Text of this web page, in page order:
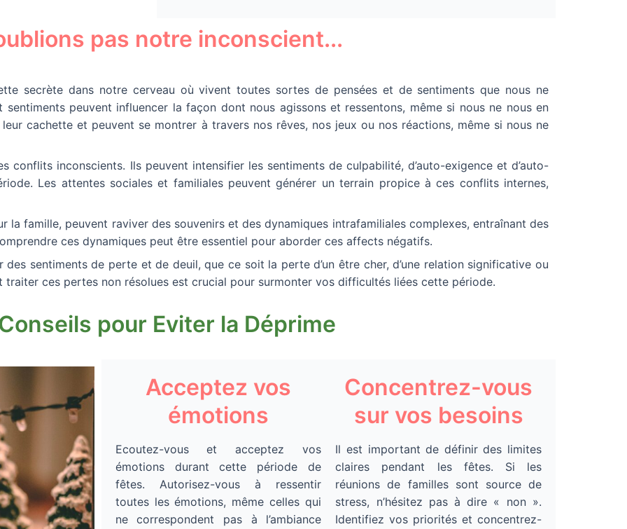
pas notre inconscient...
secrète dans notre cerveau où vivent toutes sortes de pensées et de sentiments que nous ne
sentiments peuvent influencer la façon dont nous agissons et ressentons, même si nous ne nous en
cachette et peuvent se montrer à travers nos rêves, nos jeux ou nos réactions, même si nous ne
conflits inconscients. Ils peuvent intensifier les sentiments de culpabilité, d’auto-exigence et d’auto-
Les attentes sociales et familiales peuvent générer un terrain propice à ces conflits internes,
la famille, peuvent raviver des souvenirs et des dynamiques intrafamiliales complexes, entraînant des
ces dynamiques peut être essentiel pour aborder ces affects négatifs.
sentiments de perte et de deuil, que ce soit la perte d’un être cher, d’une relation significative ou
ces pertes non résolues est crucial pour surmonter vos difficultés liées cette période.
pour Eviter la Déprime
Acceptez vos
émotions
Ecoutez-vous et acceptez vos
émotions durant cette période de
fêtes. Autorisez-vous à ressentir
toutes les émotions, même celles qui
ne correspondent pas à l’ambiance
Concentrez-vous
sur vos besoins
Il est important de définir des limites
claires pendant les fêtes. Si les
réunions de familles sont source de
stress, n’hésitez pas à dire « non ».
Identifiez vos priorités et concentrez-